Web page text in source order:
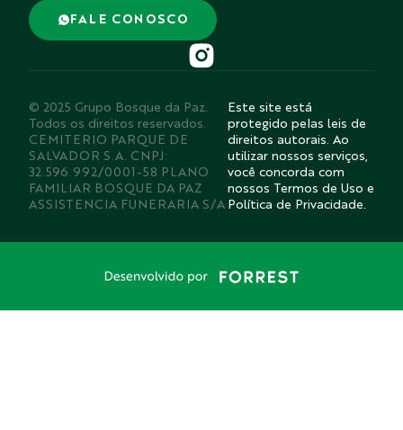
FALE CONOSCO
© 2025 Grupo Bosque da Paz.
Todos os direitos reservados.
CEMITERIO PARQUE DE
SALVADOR S.A. CNPJ:
32.596.992/0001-58 PLANO
FAMILIAR BOSQUE DA PAZ
ASSISTENCIA FUNERARIA S/A
Este site está
protegido pelas leis de
direitos autorais. Ao
utilizar nossos serviços,
você concorda com
nossos Termos de Uso e
Política de Privacidade.